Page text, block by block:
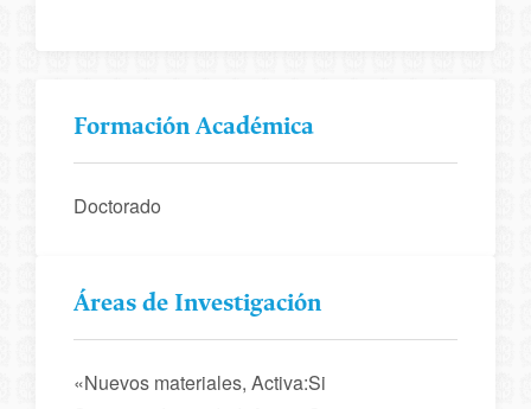
Formación Académica
Doctorado
Áreas de Investigación
«Nuevos materiales, Activa:Si